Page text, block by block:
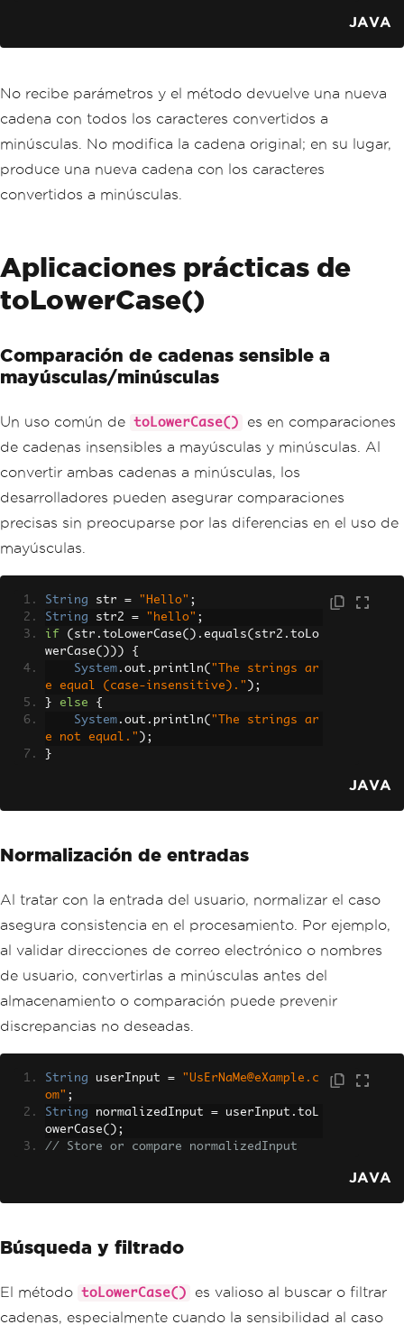
JAVA
No recibe parámetros y el método devuelve una nueva
cadena con todos los caracteres convertidos a
minúsculas. No modifica la cadena original; en su lugar,
produce una nueva cadena con los caracteres
convertidos a minúsculas.
Aplicaciones prácticas de
toLowerCase()
Comparación de cadenas sensible a
mayúsculas/minúsculas
Un uso común de toLowerCase()
es en comparaciones
de cadenas insensibles a mayúsculas y minúsculas. Al
convertir ambas cadenas a minúsculas, los
desarrolladores pueden asegurar comparaciones
precisas sin preocuparse por las diferencias en el uso de
mayúsculas.
String str = "Hello" ;
String str2 = "hello" ;
if
( str . toLowerCase(). equals( str2 . toLo
werCase()))
{
System . out . println( "The strings ar
e equal (case-insensitive)." );
}
else
{
System . out . println( "The strings ar
e not equal." );
}
JAVA
Normalización de entradas
Al tratar con la entrada del usuario, normalizar el caso
asegura consistencia en el procesamiento. Por ejemplo,
al validar direcciones de correo electrónico o nombres
de usuario, convertirlas a minúsculas antes del
almacenamiento o comparación puede prevenir
discrepancias no deseadas.
String userInput =
"UsErNaMe@eXample.c
om" ;
String normalizedInput = userInput . toL
owerCase();
// Store or compare normalizedInput
JAVA
Búsqueda y filtrado
El método toLowerCase()
es valioso al buscar o filtrar
cadenas, especialmente cuando la sensibilidad al caso